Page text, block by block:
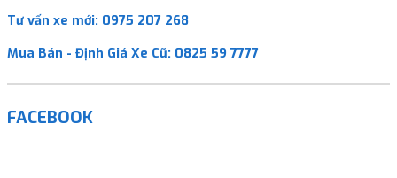
Tư vấn xe mới: 0975 207 268
Mua Bán - Định Giá Xe Cũ: 0825 59 7777
FACEBOOK